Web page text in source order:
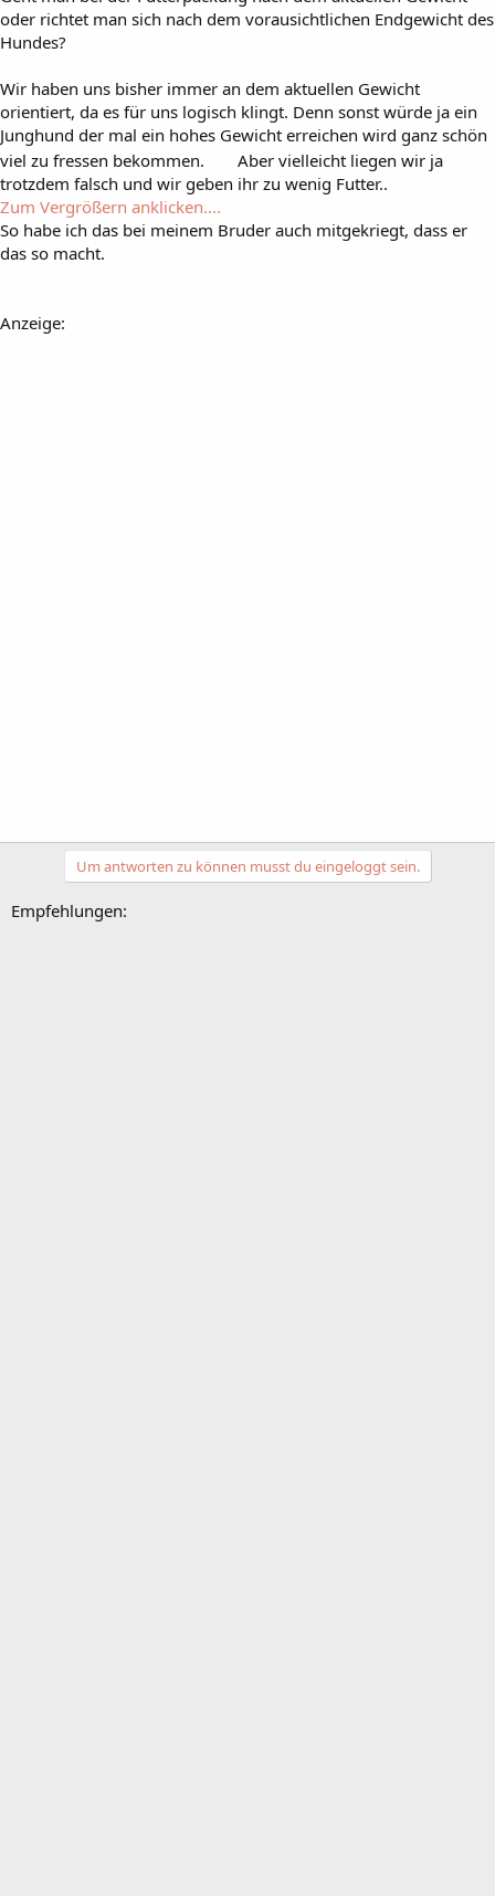
oder richtet man sich nach dem vorausichtlichen Endgewicht des
Hundes?
Wir haben uns bisher immer an dem aktuellen Gewicht
orientiert, da es für uns logisch klingt. Denn sonst würde ja ein
Junghund der mal ein hohes Gewicht erreichen wird ganz schön
viel zu fressen bekommen.
Aber vielleicht liegen wir ja
trotzdem falsch und wir geben ihr zu wenig Futter..
Zum Vergrößern anklicken....
So habe ich das bei meinem Bruder auch mitgekriegt, dass er
das so macht.
Anzeige:
Um antworten zu können musst du eingeloggt sein.
Empfehlungen: